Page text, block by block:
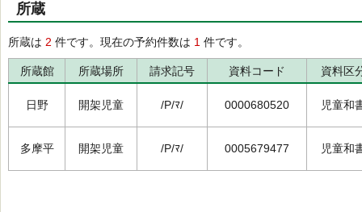
所蔵
所蔵は 2 件です。現在の予約件数は 1 件です。
所蔵館 所蔵場所 請求記号 資料コード 資料区
日野 開架児童 /P/ﾏ/ 0000680520 児童和
多摩平 開架児童 /P/ﾏ/ 0005679477 児童和